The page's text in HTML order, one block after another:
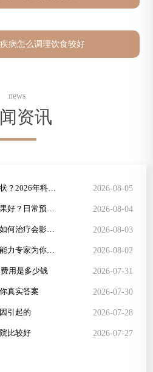
病怎么调理饮食较好
news
资讯
前列腺增生有哪些早期症状？2026年科学治疗方法详解 2026-08-05
慢性前列腺炎怎么治疗效果好？日常预防与症状识别全攻略 2026-08-04
慢性前列腺炎有哪些症状如何治疗会影响性生活吗 2026-08-03
男性早泄是否会影响生育能力专家为你解答 2026-08-02
用是多少钱 2026-07-31
真实答案 2026-07-30
引起的 2026-07-28
比较好 2026-07-27